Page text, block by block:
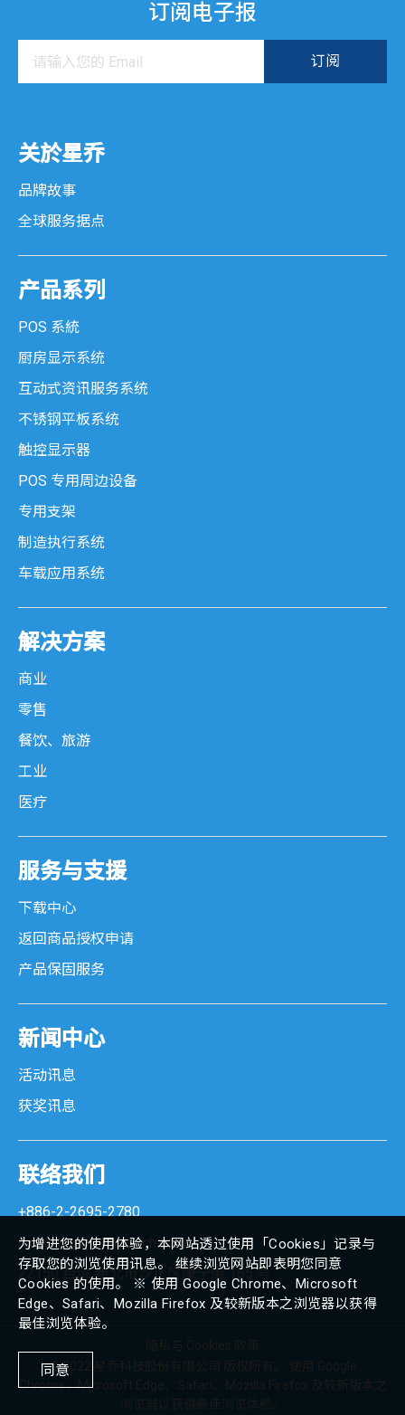
CTS 系列
Gemini 系列
XK 系列
SK 系列
Senki 系列
不锈钢平板系统
MES 系列
SPC 系列
工業級触控显示器
KDM 系列
AMON 系列
工业主机
钱箱
撞击式印表机
热感式印表机
程控键盘
客户显示器
专用支架
多功能支架
壁挂式支架
MES 系列
订阅电子报
关於星乔
品牌故事
全球服务据点
产品系列
POS 系統
厨房显示系统
互动式资讯服务系统
不锈钢平板系统
触控显示器
POS 专用周边设备
专用支架
制造执行系统
车载应用系统
解决方案
商业
零售
餐饮、旅游
工业
医疗
服务与支援
下载中心
返回商品授权申请
产品保固服务
新闻中心
活动讯息
获奖讯息
联络我们
+886-2-2695-2780
marketing@senortech.com
22150 台湾 新北市汐止区康宁街 165 号
© 2022 星乔科技股份有限公司 版权所有。 使用 Google
Chrome、Microsoft Edge、Safari、Mozilla Firefox 及较新版本之
同意
为增进您的使用体验，本网站透过使用「Cookies」记录与
存取您的浏览使用讯息。 继续浏览网站即表明您同意
Cookies 的使用。 ※ 使用 Google Chrome、Microsoft
Edge、Safari、Mozilla Firefox 及较新版本之浏览器以获得
最佳浏览体验。